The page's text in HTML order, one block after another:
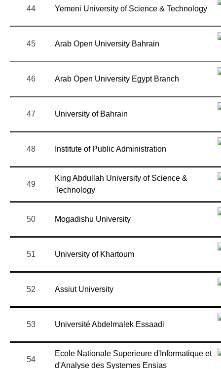
44 Yemeni University of Science & Technology
45 Arab Open University Bahrain
46 Arab Open University Egypt Branch
47 University of Bahrain
48 Institute of Public Administration
49
King Abdullah University of Science &
Technology
50 Mogadishu University
51 University of Khartoum
52 Assiut University
53 Université Abdelmalek Essaadi
54
Ecole Nationale Superieure d'Informatique et
d'Analyse des Systemes Ensias